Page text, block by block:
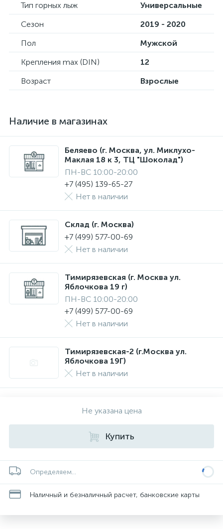
Тип горных лыж
Универсальные
Сезон
2019 - 2020
Пол
Мужской
Крепления max (DIN)
12
Возраст
Взрослые
Наличие в магазинах
Беляево (г. Москва, ул. Миклухо-
Маклая 18 к 3, ТЦ "Шоколад")
ПН-ВС 10:00-20:00
+7 (495) 139-65-27
Нет в наличии
Склад (г. Москва)
+7 (499) 577-00-69
Нет в наличии
Тимирязевская (г. Москва ул.
Яблочкова 19 г)
ПН-ВС 10:00-20:00
+7 (499) 577-00-69
Нет в наличии
Тимирязевская-2 (г.Москва ул.
Яблочкова 19Г)
Нет в наличии
Не указана цена
Купить
Определяем...
Наличный и безналичный расчет, банковские карты